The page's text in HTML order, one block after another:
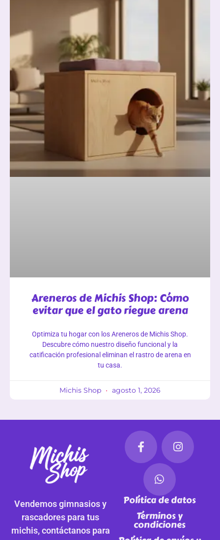
Areneros de Michis Shop: Cómo
evitar que el gato riegue arena
Optimiza tu hogar con los Areneros de Michis Shop.
Descubre cómo nuestro diseño funcional y la
catificación profesional eliminan el rastro de arena en
tu casa.
Michis Shop agosto 1, 2026
Vendemos gimnasios y
rascadores para tus
michis, contáctanos para
Política de datos
Términos y
condiciones